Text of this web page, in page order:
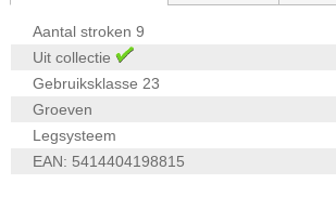
Aantal stroken 9
Uit collectie
Gebruiksklasse 23
Groeven
Legsysteem
EAN: 5414404198815